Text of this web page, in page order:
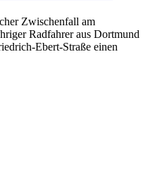
Zwischenfall am
Radfahrer aus Dortmund
Ebert-Straße einen